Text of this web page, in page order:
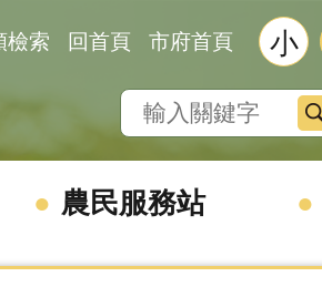
檢索 回首頁 市府首頁 小
農民服務站